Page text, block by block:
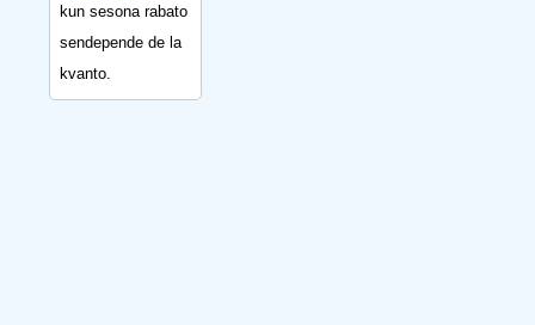
kun sesona rabato
sendepende de la
kvanto.